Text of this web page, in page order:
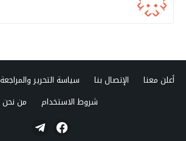
أعلن معنا الإتصال بنا سياسة التحرير والمراجعة
شروط الاستخدام
من نحن